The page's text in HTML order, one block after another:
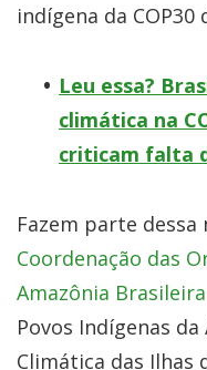
indígena da COP30
Leu essa?
climática na
criticam falta
Fazem parte dessa
Coordenação das
Amazônia Brasileira
Povos Indígenas
Climática das Ilhas